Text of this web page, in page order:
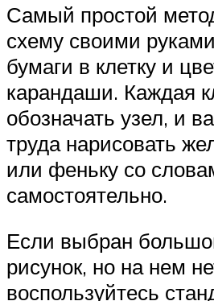
Самый простой
схему своими
бумаги в клетку и
карандаши. Каждая
обозначать узел, и
труда нарисовать
или феньку со
самостоятельно.
Если выбран
рисунок, но на нем
воспользуйтесь